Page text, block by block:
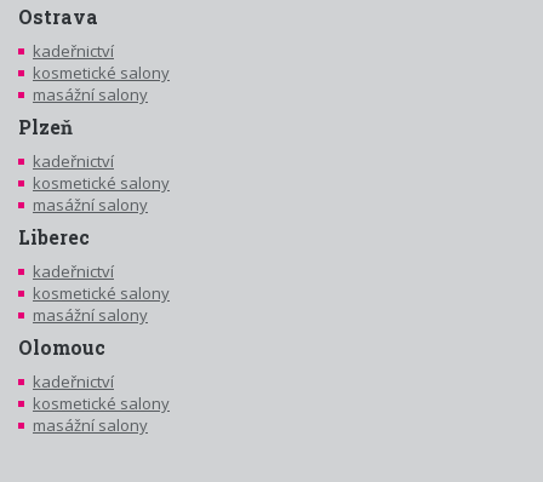
Ostrava
kadeřnictví
kosmetické salony
masážní salony
Plzeň
kadeřnictví
kosmetické salony
masážní salony
Liberec
kadeřnictví
kosmetické salony
masážní salony
Olomouc
kadeřnictví
kosmetické salony
masážní salony